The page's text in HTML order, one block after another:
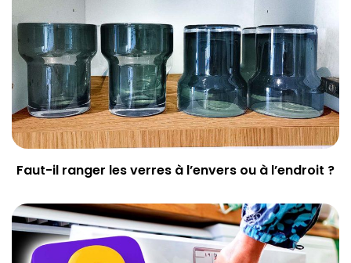
Faut-il ranger les verres à l’envers ou à l’endroit ?